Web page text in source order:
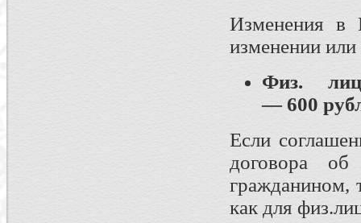
Изменения в
изменении
Физ.
— 600
Если
договора
гражданином,
как для